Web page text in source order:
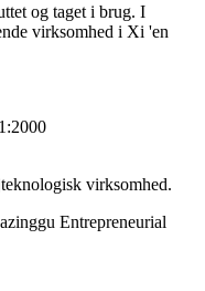
og taget i brug. I
virksomhed i Xi 'en
virksomhed.
Entrepreneurial